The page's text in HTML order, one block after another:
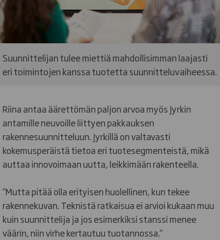
Suunnittelijan tulee miettiä mahdollisimman laajasti
eri toimintojen kanssa tuotetta suunnitteluvaiheessa.
Riina antaa äärettömän paljon arvoa myös Jyrkin
antamille neuvoille liittyen pakkauksen
rakennesuunnitteluun. Jyrkillä on valtavasti
kokemusperäistä tietoa eri tuotesegmenteistä, mikä
auttaa innovoimaan uutta, leikkimään rakenteella.
”Mutta pitää olla erityisen huolellinen, kun tekee
rakennekuvan. Teknistä ratkaisua ei arvioi kukaan muu
kuin suunnittelija ja jos esimerkiksi stanssi menee
väärin, niin virhe kertautuu tuotannossa.”